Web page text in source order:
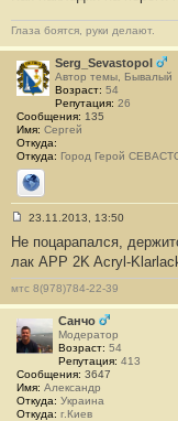
б
щ
е
н
и
е
#
2
Глаза боятся, руки делают.
Serg_Sevastopol
Автор темы, Бывалый
Возраст: 54
Репутация: 26
Сообщения: 135
Имя: Сергей
Откуда:
Откуда: Город Герой
Сайт
о
б
щ
е
н
и
е
#
23.11.2013, 13:50
Не поцарапался,
лак APP 2K Acryl-
мтс 8(978)784-22-39
Санчо
Модератор
Возраст: 54
Репутация: 413
Сообщения: 3647
Имя: Александр
Откуда: Украина
Откуда: г.Киев